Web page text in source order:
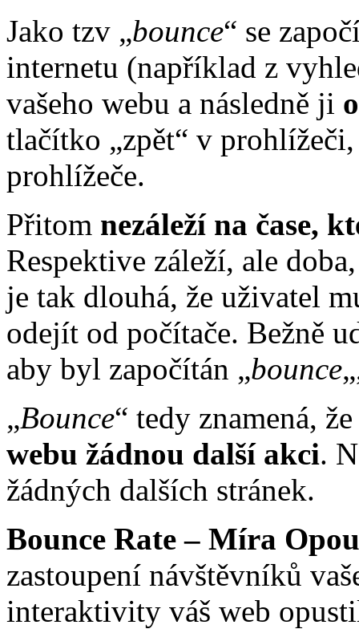
Jako tzv „bounce“ se
internetu (například z
vašeho webu a následně ji
tlačítko „zpět“ v
prohlížeče.
Přitom nezáleží na čase,
Respektive záleží, ale
je tak dlouhá, že uživatel
odejít od počítače. Bežně
aby byl započítán „bounce
„Bounce“ tedy znamená,
webu žádnou další akci.
žádných dalších stránek.
Bounce Rate – Míra
zastoupení návštěvníků
interaktivity váš web